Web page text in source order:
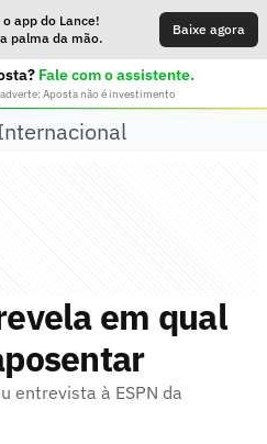
app do Lance!
palma da mão.
Baixe agora
Fale com o assistente.
Aposta não é investimento
em qual
entrevista à ESPN da